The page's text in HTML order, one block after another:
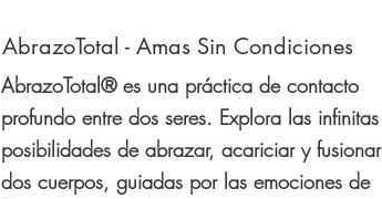
AbrazoTotal - Amas Sin Condiciones
AbrazoTotal® es una práctica de contacto
profundo entre dos seres. Explora las infinitas
posibilidades de abrazar, acariciar y fusionar
dos cuerpos, guiadas por las emociones de